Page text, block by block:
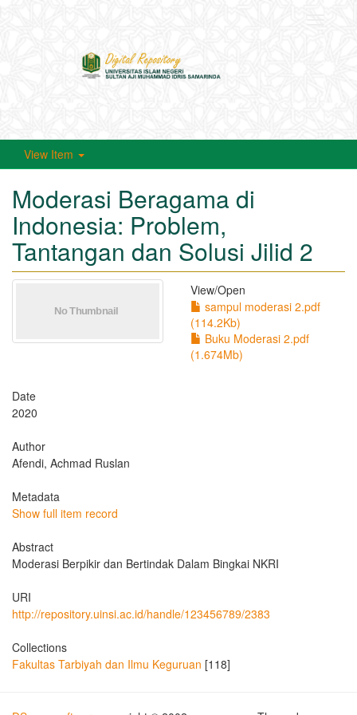
View Item
Moderasi Beragama di
Indonesia: Problem,
Tantangan dan Solusi Jilid 2
View/Open
sampul moderasi 2.pdf
(114.2Kb)
Buku Moderasi 2.pdf
(1.674Mb)
Date
2020
Author
Afendi, Achmad Ruslan
Metadata
Show full item record
Abstract
Moderasi Berpikir dan Bertindak Dalam Bingkai NKRI
URI
http://repository.uinsi.ac.id/handle/123456789/2383
Collections
Fakultas Tarbiyah dan Ilmu Keguruan [118]